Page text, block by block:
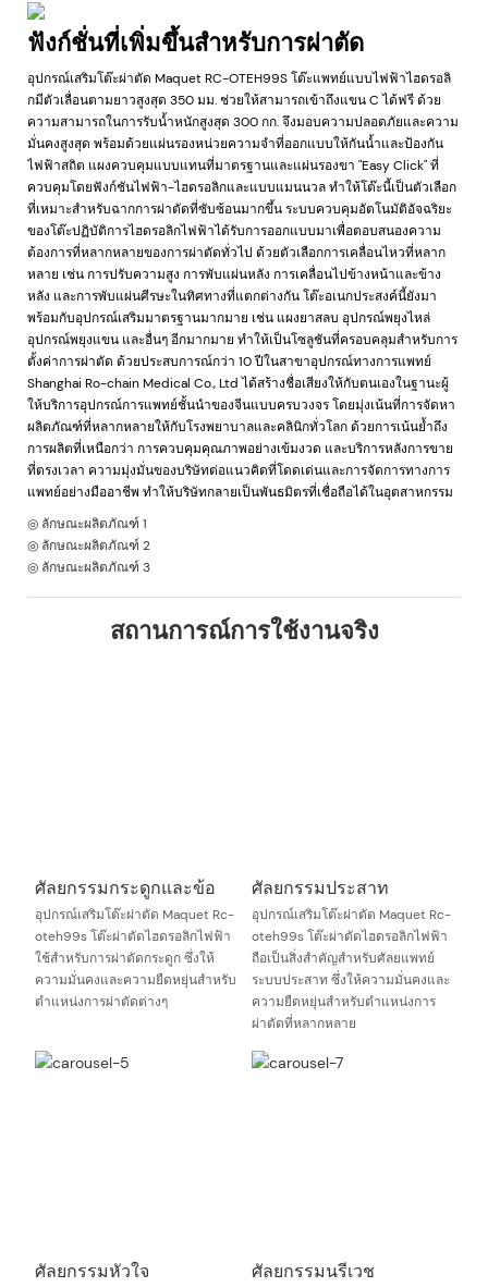
ฟังก์ชั่นที่เพิ่มขึ้นสำหรับการผ่าตัด
อุปกรณ์เสริมโต๊ะผ่าตัด Maquet RC-OTEH99S โต๊ะแพทย์แบบไฟฟ้าไฮดรอลิ
กมีตัวเลื่อนตามยาวสูงสุด 350 มม. ช่วยให้สามารถเข้าถึงแขน C ได้ฟรี ด้วย
ความสามารถในการรับน้ำหนักสูงสุด 300 กก. จึงมอบความปลอดภัยและความ
มั่นคงสูงสุด พร้อมด้วยแผ่นรองหน่วยความจำที่ออกแบบให้กันน้ำและป้องกัน
ไฟฟ้าสถิต แผงควบคุมแบบแทนที่มาตรฐานและแผ่นรองขา "Easy Click" ที่
ควบคุมโดยฟังก์ชันไฟฟ้า-ไฮดรอลิกและแบบแมนนวล ทำให้โต๊ะนี้เป็นตัวเลือก
ที่เหมาะสำหรับฉากการผ่าตัดที่ซับซ้อนมากขึ้น ระบบควบคุมอัตโนมัติอัจฉริยะ
ของโต๊ะปฏิบัติการไฮดรอลิกไฟฟ้าได้รับการออกแบบมาเพื่อตอบสนองความ
ต้องการที่หลากหลายของการผ่าตัดทั่วไป ด้วยตัวเลือกการเคลื่อนไหวที่หลาก
หลาย เช่น การปรับความสูง การพับแผ่นหลัง การเคลื่อนไปข้างหน้าและข้าง
หลัง และการพับแผ่นศีรษะในทิศทางที่แตกต่างกัน โต๊ะอเนกประสงค์นี้ยังมา
พร้อมกับอุปกรณ์เสริมมาตรฐานมากมาย เช่น แผงยาสลบ อุปกรณ์พยุงไหล่
อุปกรณ์พยุงแขน และอื่นๆ อีกมากมาย ทำให้เป็นโซลูชันที่ครอบคลุมสำหรับการ
ตั้งค่าการผ่าตัด ด้วยประสบการณ์กว่า 10 ปีในสาขาอุปกรณ์ทางการแพทย์
Shanghai Ro-chain Medical Co., Ltd ได้สร้างชื่อเสียงให้กับตนเองในฐานะผู้
ให้บริการอุปกรณ์การแพทย์ชั้นนำของจีนแบบครบวงจร โดยมุ่งเน้นที่การจัดหา
ผลิตภัณฑ์ที่หลากหลายให้กับโรงพยาบาลและคลินิกทั่วโลก ด้วยการเน้นย้ำถึง
การผลิตที่เหนือกว่า การควบคุมคุณภาพอย่างเข้มงวด และบริการหลังการขาย
ที่ตรงเวลา ความมุ่งมั่นของบริษัทต่อแนวคิดที่โดดเด่นและการจัดการทางการ
แพทย์อย่างมืออาชีพ ทำให้บริษัทกลายเป็นพันธมิตรที่เชื่อถือได้ในอุตสาหกรรม
◎ ลักษณะผลิตภัณฑ์ 1
◎ ลักษณะผลิตภัณฑ์ 2
◎ ลักษณะผลิตภัณฑ์ 3
สถานการณ์การใช้งานจริง
ศัลยกรรมกระดูกและข้อ
อุปกรณ์เสริมโต๊ะผ่าตัด Maquet Rc-
oteh99s โต๊ะผ่าตัดไฮดรอลิกไฟฟ้า
ใช้สำหรับการผ่าตัดกระดูก ซึ่งให้
ความมั่นคงและความยืดหยุ่นสำหรับ
ตำแหน่งการผ่าตัดต่างๆ
ศัลยกรรมประสาท
อุปกรณ์เสริมโต๊ะผ่าตัด Maquet Rc-
oteh99s โต๊ะผ่าตัดไฮดรอลิกไฟฟ้า
ถือเป็นสิ่งสำคัญสำหรับศัลยแพทย์
ระบบประสาท ซึ่งให้ความมั่นคงและ
ความยืดหยุ่นสำหรับตำแหน่งการ
ผ่าตัดที่หลากหลาย
ศัลยกรรมหัวใจ
ศัลยกรรมนรีเวช